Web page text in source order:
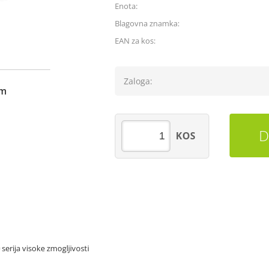
Enota:
Blagovna znamka:
EAN za kos:
Zaloga:
KOS
serija visoke zmogljivosti